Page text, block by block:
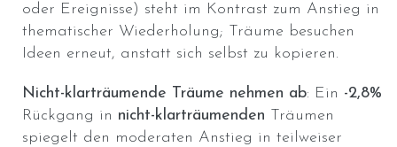
oder Ereignisse) steht im Kontrast zum Anstieg in
thematischer Wiederholung; Träume besuchen
Ideen erneut, anstatt sich selbst zu kopieren.
Nicht-klarträumende Träume nehmen ab: Ein -2,8%
Rückgang in nicht-klarträumenden Träumen
spiegelt den moderaten Anstieg in teilweiser